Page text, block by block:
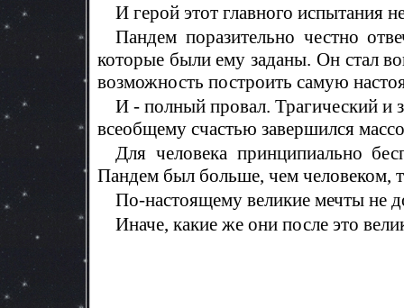
И герой этот главного испытания
Пандем поразительно честно
которые были ему заданы. Он стал
возможность построить самую
И - полный провал. Трагический и
всеобщему счастью завершился
Для человека принципиально
Пандем был больше, чем человеком,
По-настоящему великие мечты не
Иначе, какие же они после это